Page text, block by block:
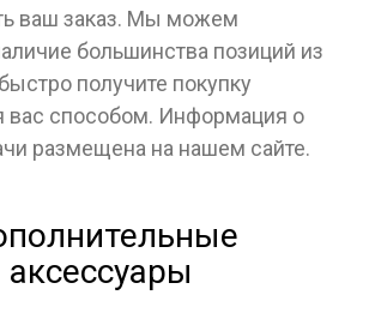
ваш заказ. Мы можем
большинства позиций из
получите покупку
способом. Информация о
размещена на нашем сайте.
аксессуары